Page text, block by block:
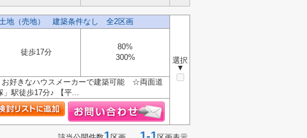
地（売地） 建築条件なし 全2区画
選択
▼
徒歩17分
80%
300%
好きなハウスメーカーで建築可能 ☆両面道
駅徒歩17分♪ 【平...